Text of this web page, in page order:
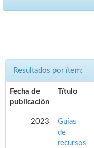
Resultados por ítem:
Fecha de
publicación
Título
2023
Guías
de
recursos